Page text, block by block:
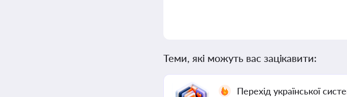
Теми, які можуть вас зацікавити:
Перехід української